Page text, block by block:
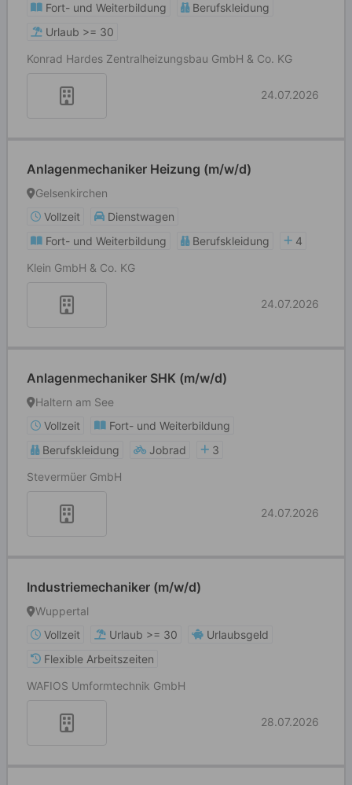
Fort- und Weiterbildung
Berufskleidung
Urlaub >= 30
Konrad Hardes Zentralheizungsbau GmbH & Co. KG
24.07.2026
Anlagenmechaniker Heizung (m/w/d)
Gelsenkirchen
Vollzeit
Dienstwagen
Fort- und Weiterbildung
Berufskleidung
4
Klein GmbH & Co. KG
24.07.2026
Anlagenmechaniker SHK (m/w/d)
Haltern am See
Vollzeit
Fort- und Weiterbildung
Berufskleidung
Jobrad
3
Stevermüer GmbH
24.07.2026
Industriemechaniker (m/w/d)
Wuppertal
Vollzeit
Urlaub >= 30
Urlaubsgeld
Flexible Arbeitszeiten
WAFIOS Umformtechnik GmbH
28.07.2026